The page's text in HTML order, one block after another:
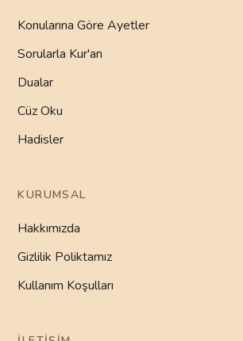
Konularına Göre Ayetler
Sorularla Kur'an
Dualar
Cüz Oku
Hadisler
KURUMSAL
Hakkımızda
Gizlilik Poliktamız
Kullanım Koşulları